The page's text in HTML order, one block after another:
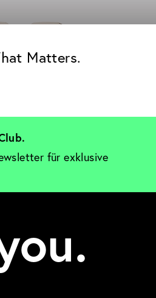
Matters.
für exklusive